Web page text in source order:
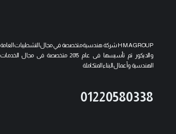
H M A GROUP شركة هندسية متخصصة في مجال التشطيبات العامة
والديكور تم تأسيسها فى عام 2015 متخصصة فى مجال الخدمات
الهندسية وأعمال البناء المتكاملة
01220580338